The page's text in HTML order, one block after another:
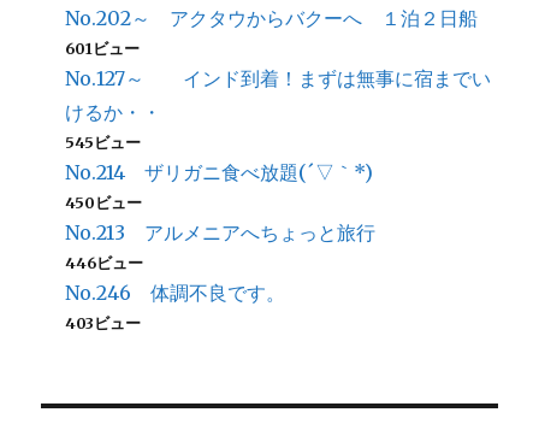
No.202～ アクタウからバクーへ １泊２日船
601ビュー
No.127～ インド到着！まずは無事に宿までい
けるか・・
545ビュー
No.214 ザリガニ食べ放題(´▽｀*)
450ビュー
No.213 アルメニアへちょっと旅行
446ビュー
No.246 体調不良です。
403ビュー